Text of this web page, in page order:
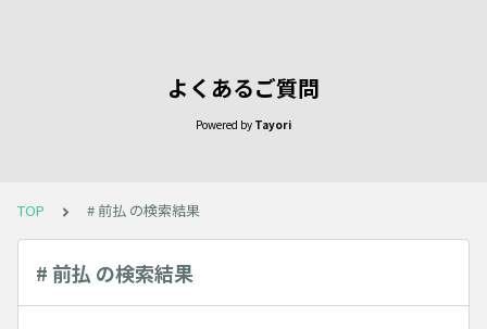
よくあるご質問
Powered by Tayori
TOP # 前払 の検索結果
# 前払 の検索結果